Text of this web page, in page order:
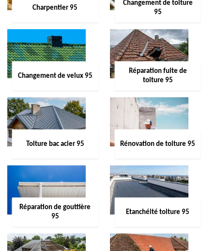
Charpentier 95
Changement de toiture
95
Changement de velux 95
Réparation fuite de
toiture 95
Toiture bac acier 95 Rénovation de toiture 95
Réparation de gouttière
95
Etanchéité toiture 95